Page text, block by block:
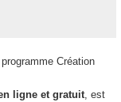
Création
ligne et gratuit, est